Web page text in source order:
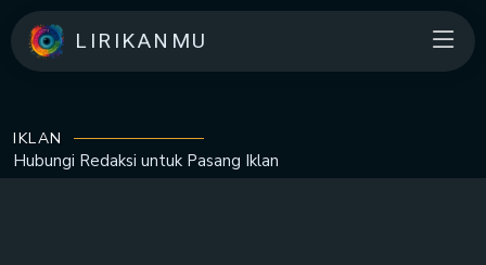
LIRIKANMU
IKLAN
Hubungi Redaksi untuk Pasang Iklan